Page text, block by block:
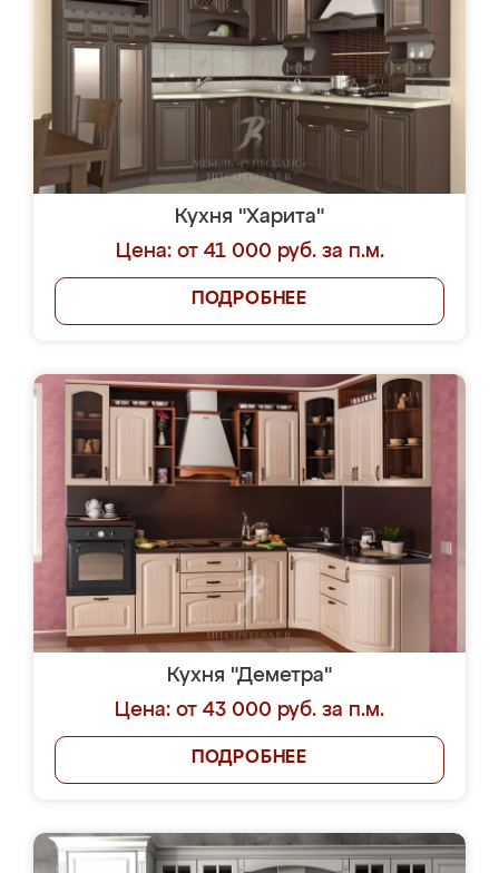
Кухня "Харита"
Цена: от 41 000 руб. за п.м.
ПОДРОБНЕЕ
Кухня "Деметра"
Цена: от 43 000 руб. за п.м.
ПОДРОБНЕЕ